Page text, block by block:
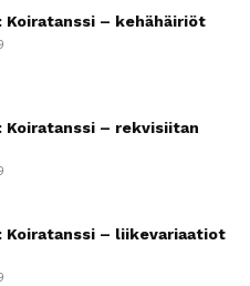
Koiratanssi – kehähäiriöt
Koiratanssi – rekvisiitan
Koiratanssi – liikevariaatiot